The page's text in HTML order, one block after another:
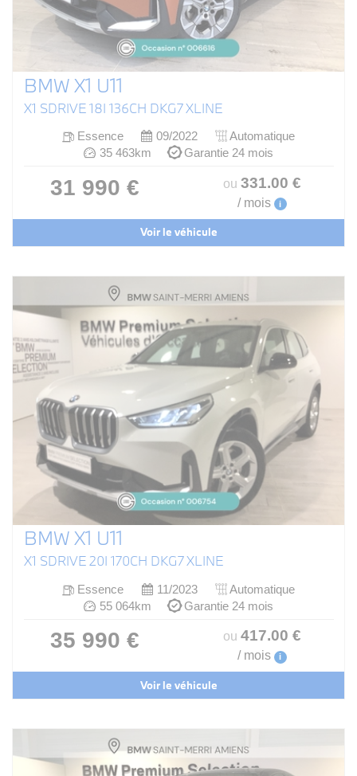
BMW X1 U11
X1 SDRIVE 18I 136CH DKG7 XLINE
Essence 09/2022
Automatique
35 463km
Garantie 24 mois
31 990 € ou 331.00 €
/ mois i
Voir le véhicule
BMW X1 U11
X1 SDRIVE 20I 170CH DKG7 XLINE
Essence 11/2023
Automatique
55 064km
Garantie 24 mois
35 990 € ou 417.00 €
/ mois i
Voir le véhicule